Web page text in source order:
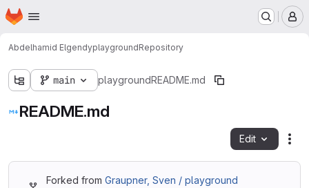
Skip to main content
Homepage
Abdelhamid ElgendyplaygroundRepository
main playground README.md
README.md
Edit
Forked from Graupner, Sven / playground